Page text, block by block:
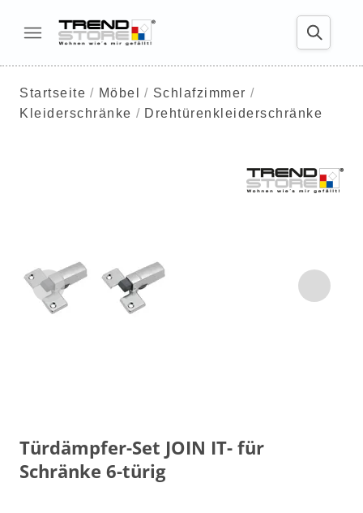
Startseite Möbel
Schlafzimmer
Kleiderschränke
Drehtürenkleiderschränke
Türdämpfer-Set JOIN IT- für
Schränke 6-türig